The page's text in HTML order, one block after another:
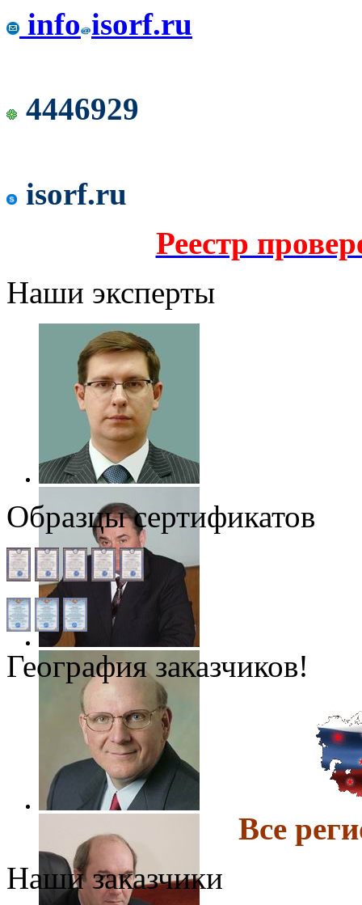
info isorf.ru
4446929
isorf.ru
Реестр
Наши эксперты
Образцы сертификатов
География заказчиков!
Все
Наши заказчики